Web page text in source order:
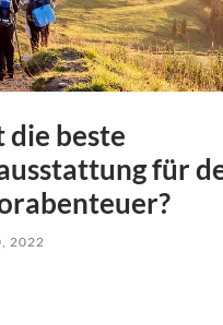
die beste
für
2022